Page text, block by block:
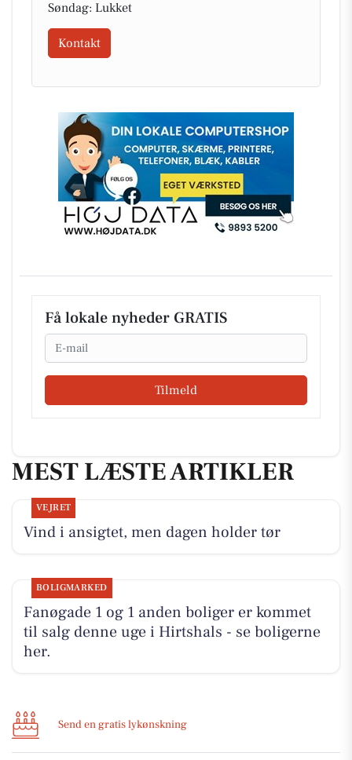
Søndag: Lukket
Kontakt
Få lokale nyheder GRATIS
Email
Tilmeld
MEST LÆSTE ARTIKLER
VEJRET
Vind i ansigtet, men dagen holder tør
BOLIGMARKED
Fanøgade 1 og 1 anden boliger er kommet
til salg denne uge i Hirtshals - se boligerne
her.
Send en gratis lykønskning